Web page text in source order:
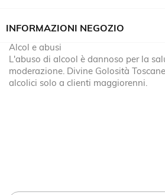
INFORMAZIONI NEGOZIO
Alcol e abusi
L'abuso di alcool è dannoso per la
moderazione. Divine Golosità
alcolici solo a clienti maggiorenni.